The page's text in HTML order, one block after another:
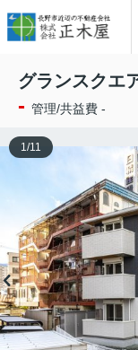
この
グランスク
- 管理/共益費 -
1/11